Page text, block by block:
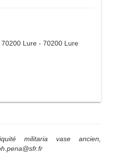
Lure - 70200 Lure
militaria vase ancien,